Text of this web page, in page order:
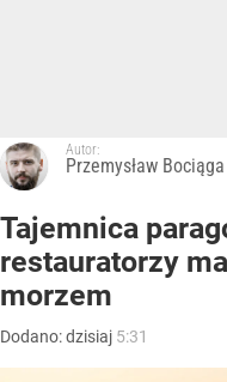
Autor:
Przemysław Bociąga
Tajemnica
restauratorzy
morzem
Dodano:dzisiaj 5:31